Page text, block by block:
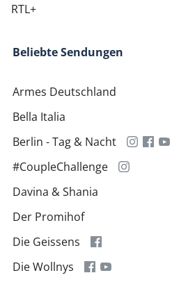
RTL+
Beliebte Sendungen
Armes Deutschland
Bella Italia
Berlin - Tag & Nacht
#CoupleChallenge
Davina & Shania
Der Promihof
Die Geissens
Die Wollnys